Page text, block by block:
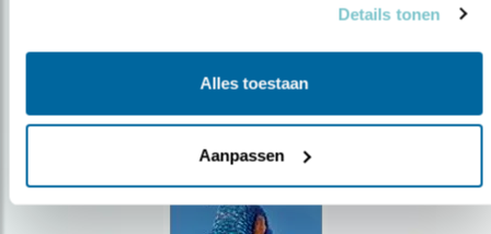
Details tonen
Alles toestaan
Aanpassen